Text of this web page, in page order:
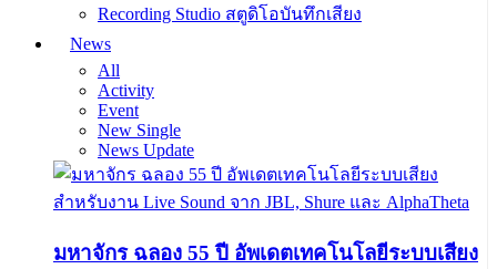
Recording Studio สตูดิโอบันทึกเสียง
News
All
Activity
Event
New Single
News Update
มหาจักร ฉลอง 55 ปี อัพเดตเทคโนโลยีระบบเสียง